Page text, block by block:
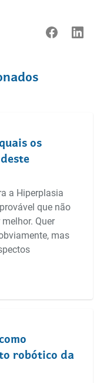
os
a Hiperplasia
que não
Quer
mas
robótico da